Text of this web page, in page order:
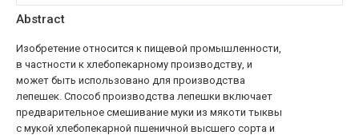
Abstract
Изобретение относится к пищевой промышленности,
в частности к хлебопекарному производству, и
может быть использовано для производства
лепешек. Способ производства лепешки включает
предварительное смешивание муки из мякоти тыквы
с мукой хлебопекарной пшеничной высшего сорта и